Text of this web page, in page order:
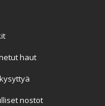
haut
nostot